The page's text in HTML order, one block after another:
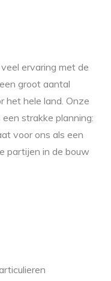
ervaring met de
groot aantal
het hele land. Onze
strakke planning:
voor ons als een
partijen in de bouw